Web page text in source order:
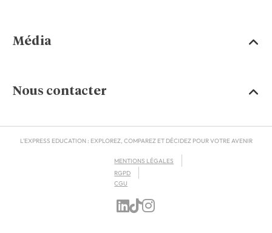
Média
Nous contacter
L'EXPRESS EDUCATION : EXPLOREZ, COMPAREZ ET DÉCIDEZ POUR VOTRE AVENIR
MENTIONS LÉGALES
RGPD
CGU